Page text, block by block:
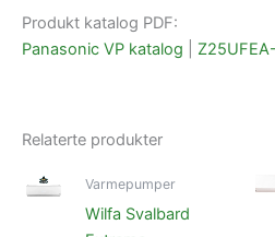
Produkt katalog PDF:
Panasonic VP katalog
Relaterte produkter
Varmepumper
Wilfa Svalbard